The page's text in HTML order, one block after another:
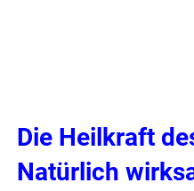
Die Heilkraft
Natürlich